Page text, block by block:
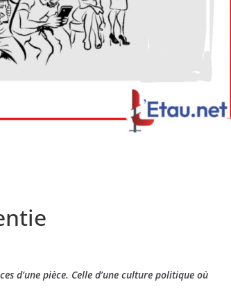
d’une pièce. Celle d’une culture politique où